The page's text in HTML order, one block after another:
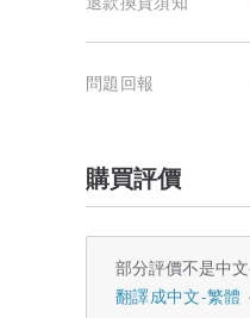
問題回報
購買評價
部分評價不是中
翻譯成中文-繁體